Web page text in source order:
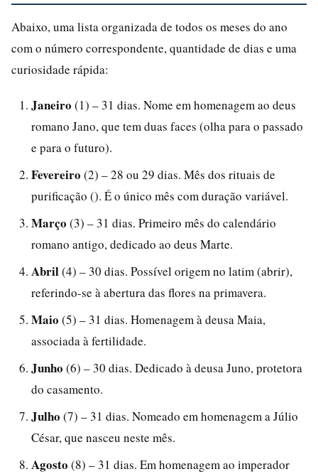
Abaixo, uma lista organizada de todos os meses do ano
com o número correspondente, quantidade de dias e uma
curiosidade rápida:
Janeiro (1) – 31 dias. Nome em homenagem ao deus
romano Jano, que tem duas faces (olha para o passado
e para o futuro).
Fevereiro (2) – 28 ou 29 dias. Mês dos rituais de
purificação (). É o único mês com duração variável.
Março (3) – 31 dias. Primeiro mês do calendário
romano antigo, dedicado ao deus Marte.
Abril(4) – 30 dias. Possível origem no latim (abrir),
referindo-se à abertura das flores na primavera.
Maio (5) – 31 dias. Homenagem à deusa Maia,
associada à fertilidade.
Junho (6) – 30 dias. Dedicado à deusa Juno, protetora
do casamento.
Julho (7) – 31 dias. Nomeado em homenagem a Júlio
César, que nasceu neste mês.
Agosto (8) – 31 dias. Em homenagem ao imperador